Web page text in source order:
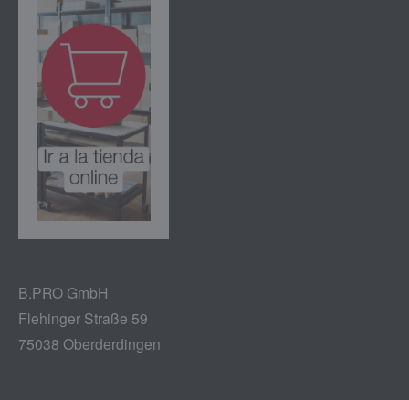
B.PRO GmbH
Flehinger Straße 59
75038 Oberderdingen